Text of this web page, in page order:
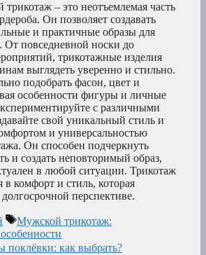
– это неотъемлемая часть
Он позволяет создавать
и практичные образы для
повседневной носки до
трикотажные изделия
выглядеть уверенно и стильно.
подобрать фасон, цвет и
особенности фигуры и личные
с различными
свой уникальный стиль и
и универсальностью
Он способен подчеркнуть
и создать неповторимый образ,
в любой ситуации. Трикотаж
в комфорт и стиль, которая
долгосрочной перспективе.
Метки
Мужской трикотаж:
поклёвки: как выбрать?